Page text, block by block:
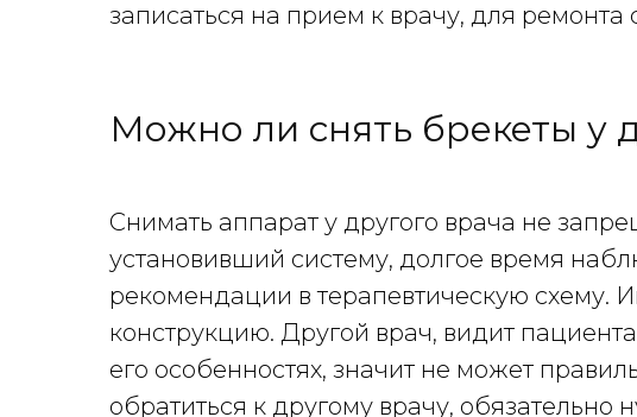
записаться на прием к врачу, для ремонта
Можно ли снять брекеты у
Снимать аппарат у другого врача не
установивший систему, долгое время
рекомендации в терапевтическую схему.
конструкцию. Другой врач, видит
его особенностях, значит не может
обратиться к другому врачу,